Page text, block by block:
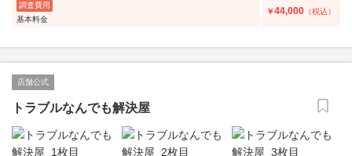
調査費用
基本料金
￥44,000 （税込）
店舗公式
トラブルなんでも解決屋